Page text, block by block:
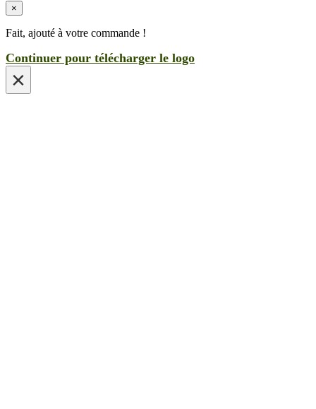
×
Fait, ajouté à votre commande !
Continuer pour télécharger le logo
×